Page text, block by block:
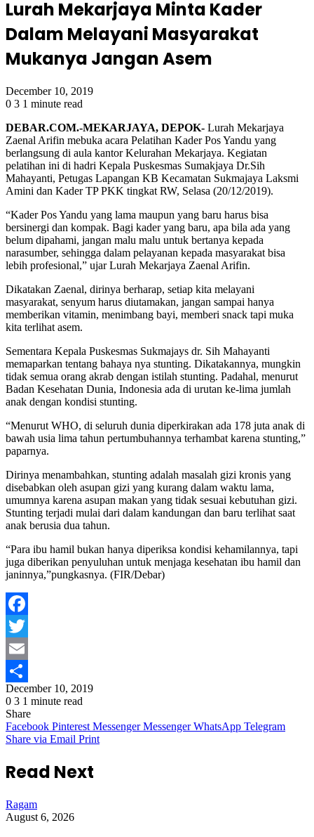
Lurah Mekarjaya Minta Kader
Dalam Melayani Masyarakat
Mukanya Jangan Asem
December 10, 2019
0 3 1 minute read
DEBAR.COM.-MEKARJAYA, DEPOK- Lurah Mekarjaya
Zaenal Arifin mebuka acara Pelatihan Kader Pos Yandu yang
berlangsung di aula kantor Kelurahan Mekarjaya. Kegiatan
pelatihan ini di hadri Kepala Puskesmas Sumakjaya Dr.Sih
Mahayanti, Petugas Lapangan KB Kecamatan Sukmajaya Laksmi
Amini dan Kader TP PKK tingkat RW, Selasa (20/12/2019).
“Kader Pos Yandu yang lama maupun yang baru harus bisa
bersinergi dan kompak. Bagi kader yang baru, apa bila ada yang
belum dipahami, jangan malu malu untuk bertanya kepada
narasumber, sehingga dalam pelayanan kepada masyarakat bisa
lebih profesional,” ujar Lurah Mekarjaya Zaenal Arifin.
Dikatakan Zaenal, dirinya berharap, setiap kita melayani
masyarakat, senyum harus diutamakan, jangan sampai hanya
memberikan vitamin, menimbang bayi, memberi snack tapi muka
kita terlihat asem.
Sementara Kepala Puskesmas Sukmajays dr. Sih Mahayanti
memaparkan tentang bahaya nya stunting. Dikatakannya, mungkin
tidak semua orang akrab dengan istilah stunting. Padahal, menurut
Badan Kesehatan Dunia, Indonesia ada di urutan ke-lima jumlah
anak dengan kondisi stunting.
“Menurut WHO, di seluruh dunia diperkirakan ada 178 juta anak di
bawah usia lima tahun pertumbuhannya terhambat karena stunting,”
paparnya.
Dirinya menambahkan, stunting adalah masalah gizi kronis yang
disebabkan oleh asupan gizi yang kurang dalam waktu lama,
umumnya karena asupan makan yang tidak sesuai kebutuhan gizi.
Stunting terjadi mulai dari dalam kandungan dan baru terlihat saat
anak berusia dua tahun.
“Para ibu hamil bukan hanya diperiksa kondisi kehamilannya, tapi
juga diberikan penyuluhan untuk menjaga kesehatan ibu hamil dan
janinnya,”pungkasnya. (FIR/Debar)
Facebook
Twitter
Email
Share
December 10, 2019
0 3 1 minute read
Share
Facebook Pinterest Messenger Messenger WhatsApp Telegram
Share via Email Print
Read Next
Ragam
August 6, 2026